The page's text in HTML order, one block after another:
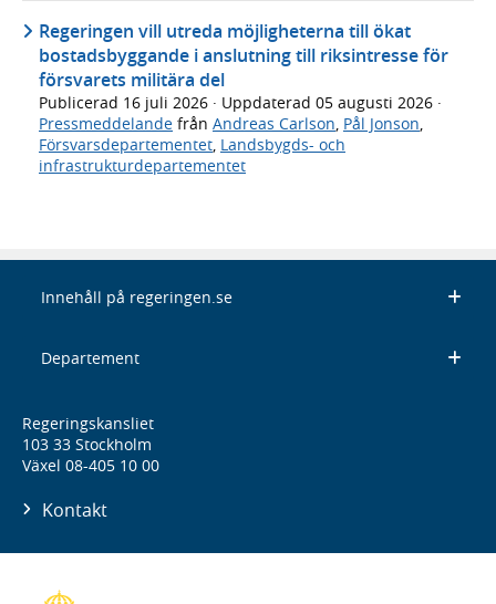
Regeringen vill utreda möjligheterna till ökat
bostadsbyggande i anslutning till riksintresse för
försvarets militära del
Publicerad 16 juli 2026 · Uppdaterad 05 augusti 2026 ·
Pressmeddelande från Andreas Carlson Pål Jonson
Försvarsdepartementet Landsbygds- och
infrastrukturdepartementet
Innehåll på regeringen.se
Departement
Regeringskansliet
103 33 Stockholm
Växel 08-405 10 00
Kontakt